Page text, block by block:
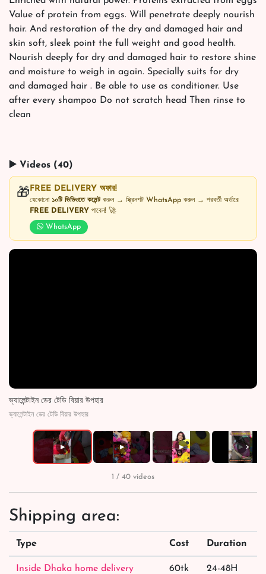
Value of protein from eggs. Will penetrate deeply nourish
hair. And restoration of the dry and damaged hair and
skin soft, sleek point the full weight and good health.
Nourish deeply for dry and damaged hair to restore shine
and moisture to weigh in again. Specially suits for dry
and damaged hair . Be able to use as conditioner. Use
after every shampoo Do not scratch head Then rinse to
clean
▶️ Videos (40)
🎁FREE DELIVERY অফার!
যেকোনো ১০টি ভিডিওতে কমেন্টকরুন → স্ক্রিনশট WhatsApp করুন → পরবর্তী অর্ডারে
FREE DELIVERY পাবেন! 🚀
WhatsApp
ভ্যালেন্টাইন ডের টেডি বিয়ার উপহার
ভ্যালেন্টাইন ডের টেডি বিয়ার উপহার
▶ ▶ ▶ ▶ ›
1 / 40 videos
Shipping area:
Type Cost Duration
Inside Dhaka home delivery 60tk 24-48H